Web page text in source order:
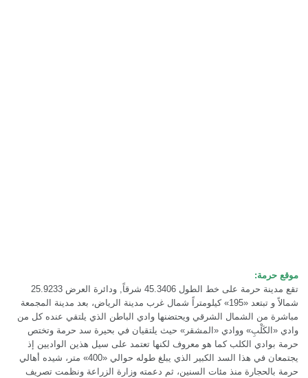
موقع حرمة:
تقع مدينة حرمة على خط الطول 45.3406 شرقاً, ودائرة العرض 25.9233
شمالاً و تبتعد «195» كيلومتراً شمال غرب مدينة الرياض، بعد مدينة المجمعة
مباشرة من الشمال الشرقي ويحتضنها وادي الباطن الذي يلتقي عنده كل من
وادي «الكَلْبِ» ووادي «المشقر» حيث يلتقيان في بحيرة سد حرمة وتختص
حرمة بوادي الكلب كما هو معروف لكنها تعتمد على سيل هذين الواديين إذ
يجتمعان في هذا السد الكبير الذي يبلغ طوله حوالي «400» متر، شيده أهالي
حرمة بالحجارة منذ مئات السنين، ثم دعمته وزارة الزراعة ونظمت تصريف